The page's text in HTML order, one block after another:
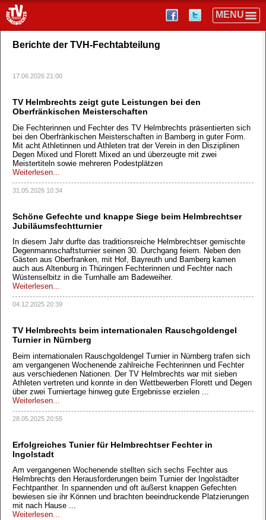
Berichte der TVH-Fechtabteilung
17.06.2026 21:00
TV Helmbrechts zeigt gute Leistungen bei den
Oberfränkischen Meisterschaften
Die Fechterinnen und Fechter des TV Helmbrechts präsentierten sich
bei den Oberfränkischen Meisterschaften in Bamberg in guter Form.
Mit acht Athletinnen und Athleten trat der Verein in den Disziplinen
Degen Mixed und Florett Mixed an und überzeugte mit zwei
Meistertiteln sowie mehreren Podestplätzen
Weiterlesen...
31.05.2026 10:34
Schöne Gefechte und knappe Siege beim Helmbrechtser
Jubiläumsfechtturnier
In diesem Jahr durfte das traditionsreiche Helmbrechtser gemischte
Degenmannschaftsturnier seinen 30. Durchgang feiern. Neben den
Gästen aus Oberfranken, mit Hof, Bayreuth und Bamberg kamen
auch aus Altenburg in Thüringen Fechterinnen und Fechter nach
Wüstenselbitz in die Turnhalle am Badeweiher.
Weiterlesen...
04.12.2025 20:39
TV Helmbrechts beim internationalen Rauschgoldengel
Turnier in Nürnberg
Beim internationalen Rauschgoldengel Turnier in Nürnberg trafen sich
am vergangenen Wochenende zahlreiche Fechterinnen und Fechter
aus verschiedenen Nationen. Der TV Helmbrechts war mit sieben
Athleten vertreten und konnte in den Wettbewerben Florett und Degen
über zwei Turniertage hinweg gute Ergebnisse erzielen ...
Weiterlesen...
28.05.2025 20:55
Erfolgreiches Tunier für Helmbrechtser Fechter in
Ingolstadt
Am vergangenen Wochenende stellten sich sechs Fechter aus
Helmbrechts den Herausforderungen beim Turnier der Ingolstädter
Fechtpanther. In spannenden und oft äußerst knappen Gefechten
bewiesen sie ihr Können und brachten beeindruckende Platzierungen
mit nach Hause ...
Weiterlesen...